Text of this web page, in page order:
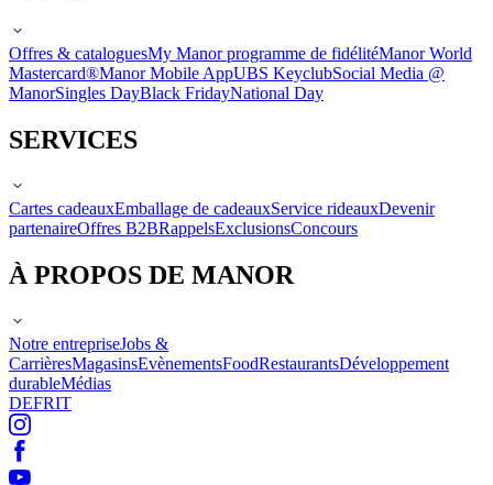
Offres & cataloguesMy Manor programme de fidélitéManor World
Mastercard®Manor Mobile AppUBS KeyclubSocial Media @
ManorSingles DayBlack FridayNational Day
SERVICES
Cartes cadeauxEmballage de cadeauxService rideauxDevenir
partenaireOffres B2BRappelsExclusionsConcours
À PROPOS DE MANOR
Notre entrepriseJobs &
CarrièresMagasinsEvènementsFoodRestaurantsDéveloppement
durableMédias
DEFRIT